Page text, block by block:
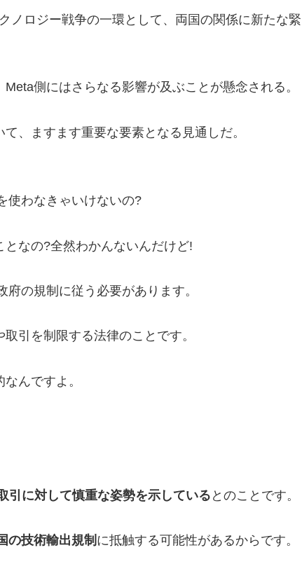
ノロジー戦争の一環として、両国の関係に新たな緊
側にはさらなる影響が及ぶことが懸念される。
、ますます重要な要素となる見通しだ。
使わなきゃいけないの?
なの?全然わかんないんだけど!
の規制に従う必要があります。
引を制限する法律のことです。
んですよ。
引に対して慎重な姿勢を示している とのことです。
の技術輸出規制 に抵触する可能性があるからです。